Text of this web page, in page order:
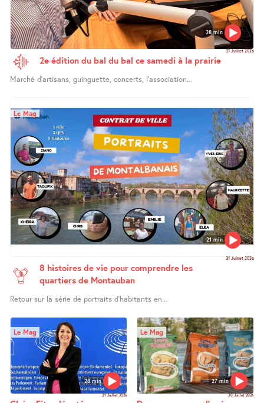
28 min
31 Juillet 2026
2e édition du bal du bal ce samedi à la prairie
Marché d’artisans, guinguette, concerts, l’association...
21 min
Le Mag
31 Juillet 2026
8 histoires de vie pour comprendre les
quartiers de Montauban
Retour sur la série de portraits d’habitants en...
28 min
Le Mag
31 Juillet 2026
27 min
Le Mag
30 Juillet 2026